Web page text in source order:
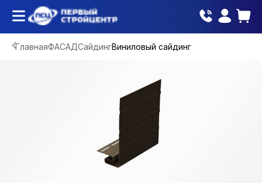
ГлавнаяФАСАДСайдингВиниловый сайдинг